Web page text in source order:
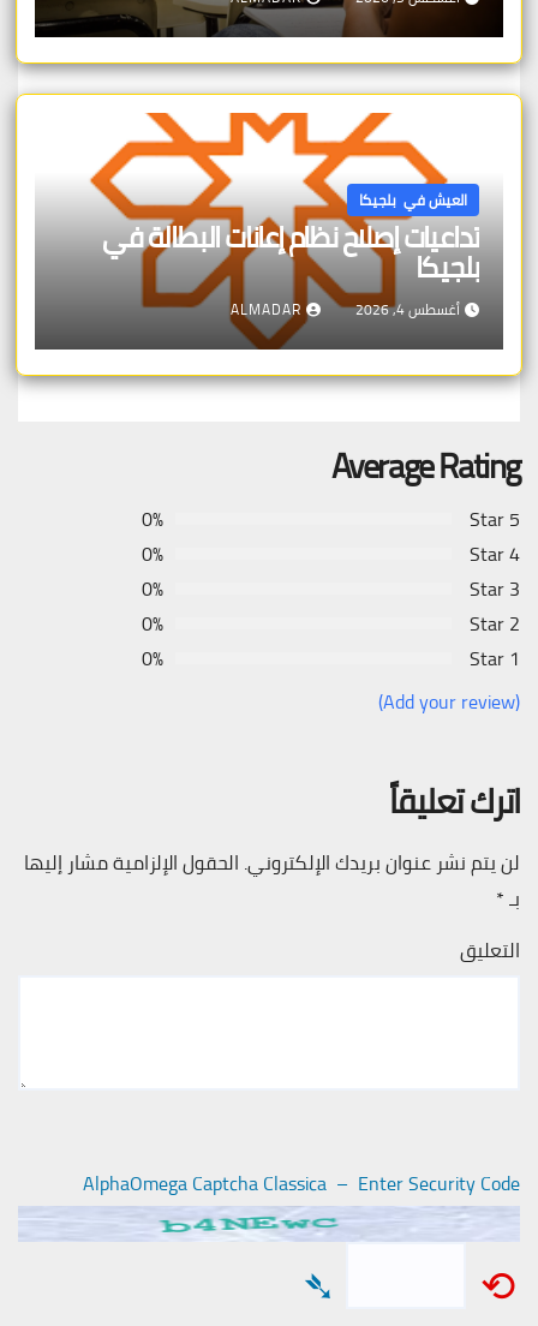
العيش في بلجيكا
تداعيات إصلاح نظام إعانات البطالة في
بلجيكا
أغسطس 4, 2026 ALMADAR
Average Rating
5 Star
0%
4 Star
0%
3 Star
0%
2 Star
0%
1 Star
0%
(Add your review)
اترك تعليقاً
لن يتم نشر عنوان بريدك الإلكتروني. الحقول الإلزامية مشار إليها
بـ*
التعليق
AlphaOmega Captcha Classica – Enter Security Code
⟲
➴